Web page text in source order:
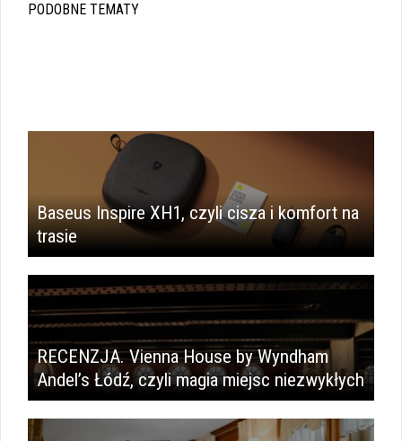
PODOBNE TEMATY
Baseus Inspire XH1, czyli cisza i komfort na
trasie
RECENZJA. Vienna House by Wyndham
Andel’s Łódź, czyli magia miejsc niezwykłych